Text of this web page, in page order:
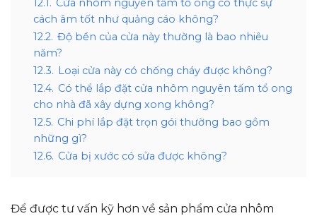
12.1. Cửa nhôm nguyên tấm tổ ong có thực sự
cách âm tốt như quảng cáo không?
12.2. Độ bền của cửa này thường là bao nhiêu
năm?
12.3. Loại cửa này có chống cháy được không?
12.4. Có thể lắp đặt cửa nhôm nguyên tấm tổ ong
cho nhà đã xây dựng xong không?
12.5. Chi phí lắp đặt trọn gói thường bao gồm
những gì?
12.6. Cửa bị xước có sửa được không?
Để được tư vấn kỹ hơn về sản phẩm cửa nhôm